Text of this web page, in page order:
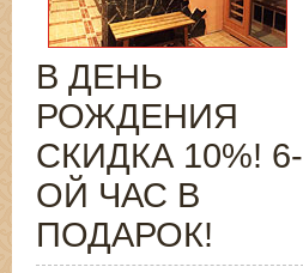
В ДЕНЬ
РОЖДЕНИЯ
СКИДКА 10%! 6-
ОЙ ЧАС В
ПОДАРОК!